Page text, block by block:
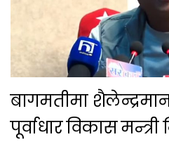
बागमतीमा
पूर्वाधार विकास